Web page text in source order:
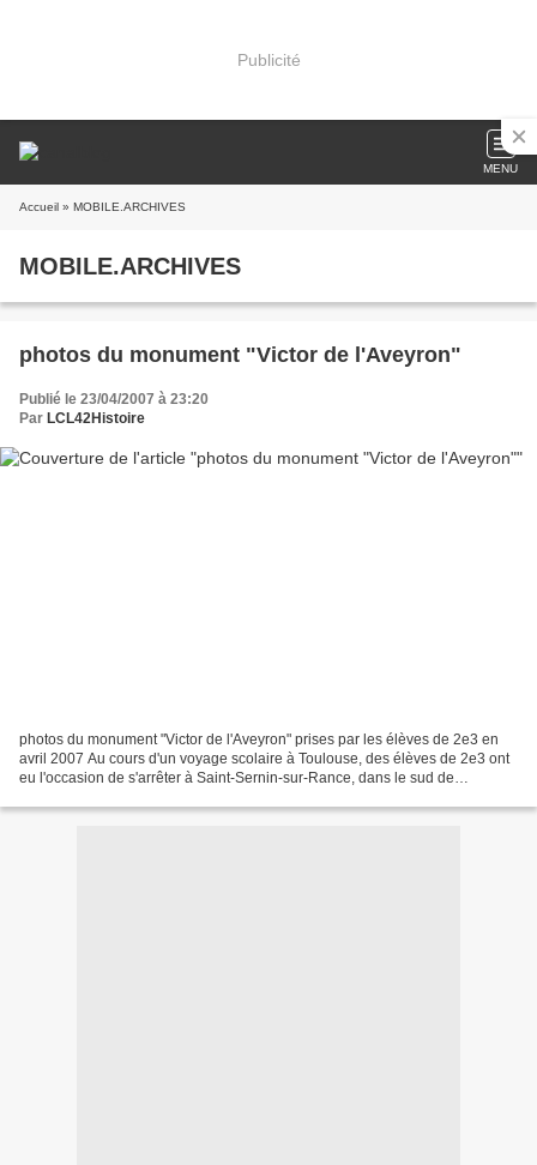
Publicité
MENU
Accueil » MOBILE.ARCHIVES
MOBILE.ARCHIVES
photos du monument "Victor de l'Aveyron"
Publié le 23/04/2007 à 23:20
Par LCL42Histoire
photos du monument "Victor de l'Aveyron" prises par les élèves de 2e3 en
avril 2007 Au cours d'un voyage scolaire à Toulouse, des élèves de 2e3 ont
eu l'occasion de s'arrêter à Saint-Sernin-sur-Rance, dans le sud de